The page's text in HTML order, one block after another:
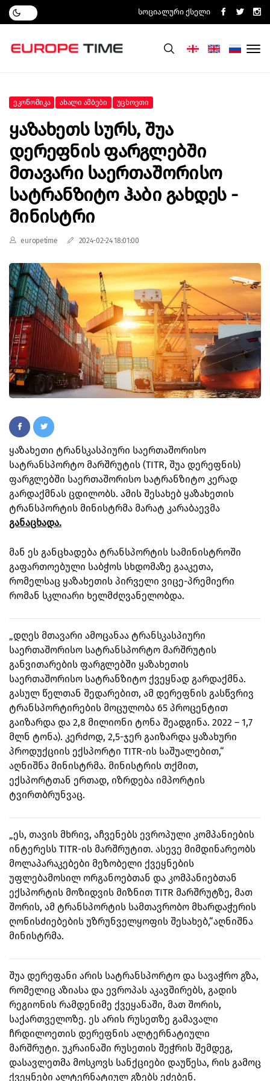
Სოციალური Ქსელი
Ეკონომიკა Ახალი Ამბები Უცხოეთი
Ყაზახეთს Სურს, Შუა
Დერეფნის Ფარგლებში
Მთავარი Საერთაშორისო
Სატრანზიტო Ჰაბი Გახდეს -
Მინისტრი
europetime 2024-02-24 18:01:00
ყაზახეთი ტრანსკასპიური საერთაშორისო
სატრანსპორტო მარშრუტის (TITR, შუა დერეფნის)
ფარგლებში საერთაშორისო სატრანზიტო კერად
გარდაქმნას ცდილობს. ამის შესახებ ყაზახეთის
ტრანსპორტის მინისტრმა მარატ კარაბაევმა
განაცხადა.
მან ეს განცხადება ტრანსპორტის სამინისტროში
გაფართოებული საბჭოს სხდომაზე გააკეთა,
რომელსაც ყაზახეთის პირველი ვიცე-პრემიერი
რომან სკლიარი ხელმძღვანელობდა.
„დღეს მთავარი ამოცანაა ტრანსკასპიური
საერთაშორისო სატრანსპორტო მარშრუტის
განვითარების ფარგლებში ყაზახეთის
საერთაშორისო სატრანზიტო ქვეყნად გარდაქმნა.
გასულ წელთან შედარებით, ამ დერეფნის გასწვრივ
ტრანსპორტირების მოცულობა 65 პროცენტით
გაიზარდა და 2,8 მილიონი ტონა შეადგინა. 2022 – 1,7
მლნ ტონა). კერძოდ, 2,5-ჯერ გაიზარდა ყაზახური
პროდუქციის ექსპორტი TITR-ის საშუალებით,“
აღნიშნა მინისტრმა. მინისტრის თქმით,
ექსპორტთან ერთად, იზრდება იმპორტის
ტვირთბრუნვაც.
„ეს, თავის მხრივ, აჩვენებს ევროპული კომპანიების
ინტერესს TITR-ის მარშრუტით. ასევე მიმდინარეობს
მოლაპარაკებები მეზობელი ქვეყნების
უფლებამოსილ ორგანოებთან და კომპანიებთან
ექსპორტის მოზიდვის მიზნით TITR მარშრუტზე, მათ
შორის, ამ ტრანსპორტის სამთავრობო მხარდაჭერის
ღონისძიებების უზრუნველყოფის შესახებ,“აღნიშნა
მინისტრმა.
შუა დერეფანი არის სატრანსპორტო და სავაჭრო გზა,
რომელიც აზიასა და ევროპას აკავშირებს, გადის
რეგიონის რამდენიმე ქვეყანაში, მათ შორის,
საქართველოზე. ეს არის რუსეთზე გამავალი
ჩრდილოეთის დერეფნის ალტერნატიული
მარშრუტი. უკრაინაში რუსეთის შეჭრის შემდეგ,
დასავლეთმა მოსკოვს სანქციები დაუწესა, რის გამოც
ქვეყნები ალტერნატიულ გზებს ეძებენ.